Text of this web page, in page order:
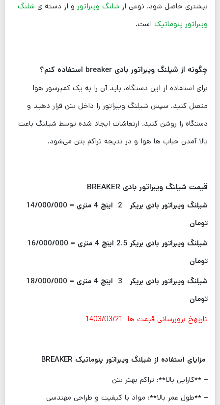
بیشتری حاصل شود. نوعی از شلنگ ویبراتور و از دسته ی شلنگ
ویبراتور پنوماتیک است.
چگونه از شیلنگ ویبراتور بادی breaker استفاده کنم؟
برای استفاده از این دستگاه، باید آن را به یک کمپرسور هوا
متصل کنید. سپس شیلنگ ویبراتور را داخل بتن قرار دهید و
دستگاه را روشن کنید. ارتعاشات ایجاد شده توسط شیلنگ باعث
بالا آمدن حباب ها هوا و در نتیجه تراکم بتن می‌شود.
قیمت شیلنگ ویبراتور بادی BREAKER
شیلنگ ویبراتور بادی بریکر 2 اینچ 4 متری = 14/000/000
تومان
شیلنگ ویبراتور بادی بریکر 2.5 اینچ 4 متری = 16/000/000
تومان
شیلنگ ویبراتور بادی بریکر 3 اینچ 4 متری = 18/000/000
تومان
تاریهخ بروزرسانی قیمت ها 1403/03/21
مزایای استفاده از شیلنگ ویبراتور پنوماتیک BREAKER
– **کارایی بالا**: تراکم بهتر بتن
– **طول عمر بالا**: مواد با کیفیت و طراحی مهندسی